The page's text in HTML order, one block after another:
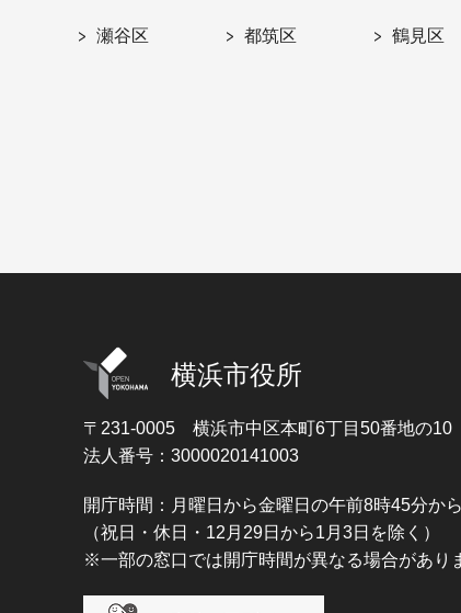
瀬谷区 都筑区 鶴見区
横浜市役所
〒231-0005 横浜市中区本町6丁目50番地の10
法人番号：3000020141003
開庁時間：月曜日から金曜日の午前8時45分か
（祝日・休日・12月29日から1月3日を除く）
※一部の窓口では開庁時間が異なる場合があり